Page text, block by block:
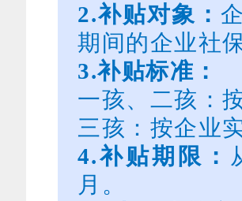
2.补贴对象：
期间的企业社
3.补贴标准：
一孩、二孩：
三孩：按企业
4.补贴期限：
月。